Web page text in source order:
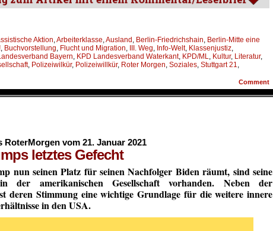
Aktion,Arbeiterklasse,Ausland , Berlin-Friedrichshain, Berlin-Mitte eine
, Buchvorstellung, Flucht und Migration, III. Weg, Info-Welt, Klassenjustiz,
Bayern, KPD Landesverband Waterkant, KPD/ML, Kultur, Literatur,
, Polizeiwilkür, Polizeiwillkür, Roter Morgen, Soziales, Stuttgart 21,
Comment
vom 21. Januar 2021
letztes Gefecht
nun seinen Platz für seinen Nachfolger Biden räumt, sind seine
der amerikanischen Gesellschaft vorhanden. Neben der
deren Stimmung eine wichtige Grundlage für die weitere innere
in den USA.